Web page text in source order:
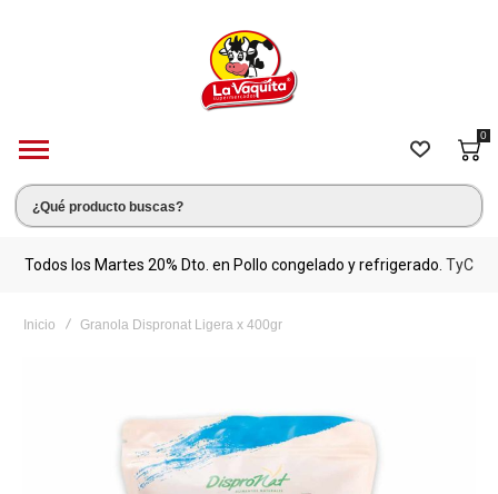
0
Todos los Martes 20% Dto. en Pollo congelado y refrigerado. TyC
Inicio Granola Dispronat Ligera x 400gr